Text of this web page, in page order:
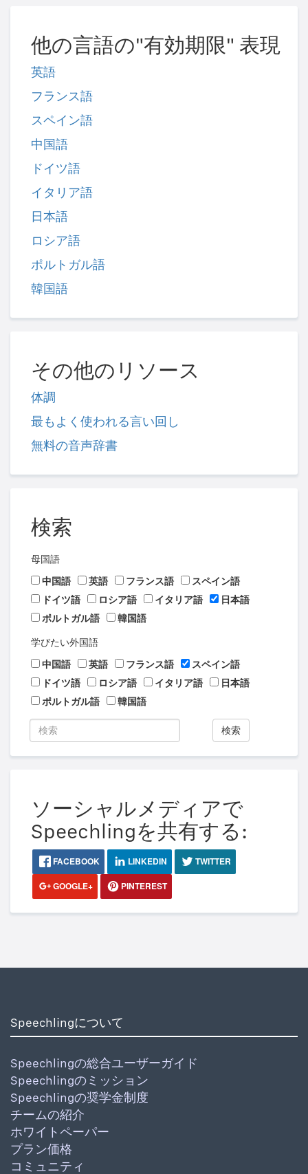
他の言語の"有効期限" 表現
英語
フランス語
スペイン語
中国語
ドイツ語
イタリア語
日本語
ロシア語
ポルトガル語
韓国語
その他のリソース
体調
最もよく使われる言い回し
無料の音声辞書
検索
母国語
中国語
英語 フランス語
スペイン語
ドイツ語
ロシア語 イタリア語
日本語
ポルトガル語
韓国語
学びたい外国語
中国語
英語 フランス語
スペイン語
ドイツ語
ロシア語 イタリア語
日本語
ポルトガル語
韓国語
検索
ソーシャルメディアで
Speechlingを共有する:
FACEBOOK LINKEDIN
TWITTER
GOOGLE+
PINTEREST
Speechlingについて
Speechlingの総合ユーザーガイド
Speechlingのミッション
Speechlingの奨学金制度
チームの紹介
ホワイトペーパー
プラン価格
コミュニティ